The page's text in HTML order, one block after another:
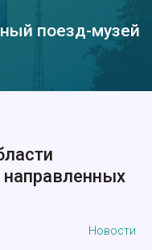
поезд-музей
направленных
Новости